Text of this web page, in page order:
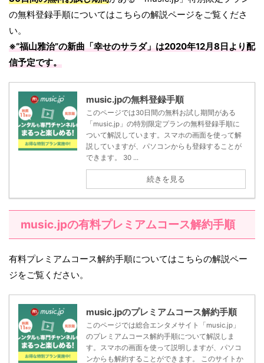
の無料登録手順についてはこちらの解説ページをご覧くださ
い。
※“福山雅治”の新曲「幸せのサラダ」は2020年12月8日より配
信予定です。
music.jpの無料登録手順
このページでは30日間の無料お試し期間がある
「music.jp」の特別限定プランの無料登録手順に
ついて解説しています。スマホの画面を使って解
説していますが、パソコンからも登録することが
できます。 30 ...
続きを見る
music.jpの有料プレミアムコース解約手順
有料プレミアムコース解約手順についてはこちらの解説ペー
ジをご覧ください。
music.jpのプレミアムコース解約手順
このページでは総合エンタメサイト「music.jp」
のプレミアムコース解約手順について解説しま
す。スマホの画面を使って説明しますが、パソコ
ンからも解約することができます。 このサイトか